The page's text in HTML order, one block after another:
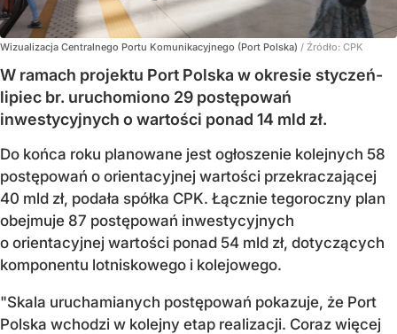
Wizualizacja Centralnego Portu Komunikacyjnego (Port Polska) / Źródło: CPK
W ramach projektu Port Polska w okresie styczeń-
lipiec br. uruchomiono 29 postępowań
inwestycyjnych o wartości ponad 14 mld zł.
Do końca roku planowane jest ogłoszenie kolejnych 58
postępowań o orientacyjnej wartości przekraczającej
40 mld zł, podała spółka CPK. Łącznie tegoroczny plan
obejmuje 87 postępowań inwestycyjnych
o orientacyjnej wartości ponad 54 mld zł, dotyczących
komponentu lotniskowego i kolejowego.
"Skala uruchamianych postępowań pokazuje, że Port
Polska wchodzi w kolejny etap realizacji. Coraz więcej